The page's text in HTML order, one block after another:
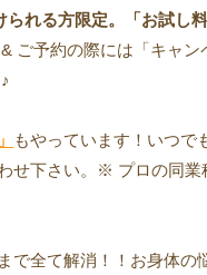
れる方限定。「お試し
ご予約の際には「キャ
もやっています！いつで
せ下さい。※ プロの同
で全て解消！！お身体の